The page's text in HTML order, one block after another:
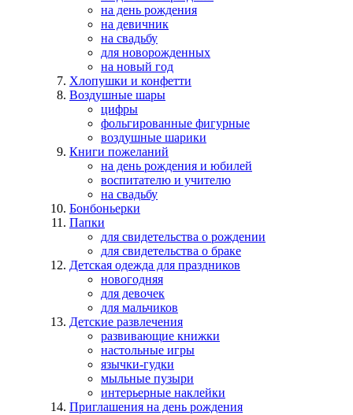
на день рождения
на девичник
на свадьбу
для новорожденных
на новый год
Хлопушки и конфетти
Воздушные шары
цифры
фольгированные фигурные
воздушные шарики
Книги пожеланий
на день рождения и юбилей
воспитателю и учителю
на свадьбу
Бонбоньерки
Папки
для свидетельства о рождении
для свидетельства о браке
Детская одежда для праздников
новогодняя
для девочек
для мальчиков
Детские развлечения
развивающие книжки
настольные игры
язычки-гудки
мыльные пузыри
интерьерные наклейки
Приглашения на день рождения